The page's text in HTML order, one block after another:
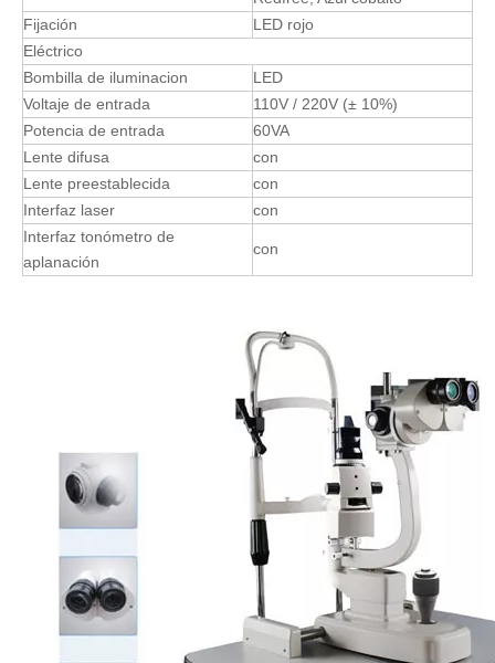
Fijación
LED rojo
Eléctrico
Bombilla de iluminacion
LED
Voltaje de entrada
110V / 220V (± 10%)
Potencia de entrada
60VA
Lente difusa
con
Lente preestablecida
con
Interfaz laser
con
Interfaz tonómetro de
aplanación
con